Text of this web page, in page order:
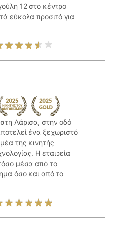
12 στο κέντρο
εύκολα προσιτό για
Λάρισα, στην οδό
ένα ξεχωριστό
της κινητής
Η εταιρεία
μέσα από το
όσο και από το